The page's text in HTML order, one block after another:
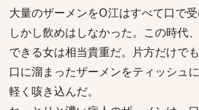
大量のザーメンをO江はすべて口で受
しかし飲めはしなかった。この時代
できる女は相当貴重だ。片方だけで
口に溜まったザーメンをティッシュ
軽く咳き込んだ。